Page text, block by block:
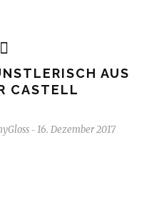
AUS
CASTELL
- 16. Dezember 2017